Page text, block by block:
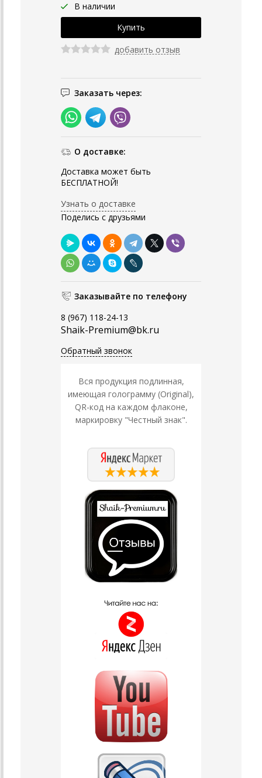
В наличии
добавить отзыв
Заказать через:
О доставке:
Доставка может быть
БЕСПЛАТНОЙ!
Узнать о доставке
Поделись с друзьями
Заказывайте по телефону
8 (967) 118-24-13
Shaik-Premium@bk.ru
Обратный звонок
Вся продукция подлинная,
имеющая голограмму (Original),
QR-код на каждом флаконе,
маркировку "Честный знак".